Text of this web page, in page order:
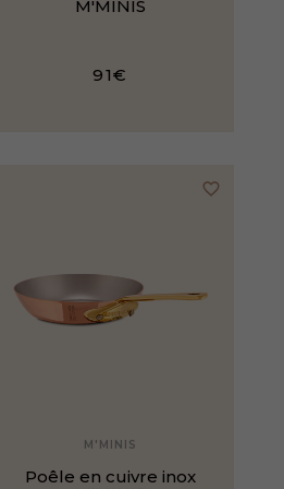
M'MINIS
91€
favorite_border
M'MINIS
Poêle en cuivre inox